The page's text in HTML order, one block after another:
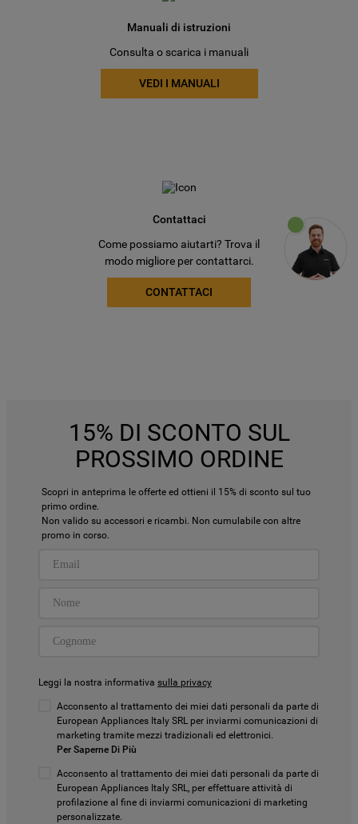
Manuali di istruzioni
Consulta o scarica i manuali
VEDI I MANUALI
Contattaci
Come possiamo aiutarti? Trova il
modo migliore per contattarci.
CONTATTACI
15% DI SCONTO SUL
PROSSIMO ORDINE
Scopri in anteprima le offerte ed ottieni il 15% di sconto sul tuo
primo ordine.
Non valido su accessori e ricambi. Non cumulabile con altre
promo in corso.
Leggi la nostra informativa sulla privacy
Acconsento al trattamento dei miei dati personali da parte di
European Appliances Italy SRL per inviarmi comunicazioni di
marketing tramite mezzi tradizionali ed elettronici.
Per Saperne Di Più
Acconsento al trattamento dei miei dati personali da parte di
European Appliances Italy SRL, per effettuare attività di
profilazione al fine di inviarmi comunicazioni di marketing
personalizzate.